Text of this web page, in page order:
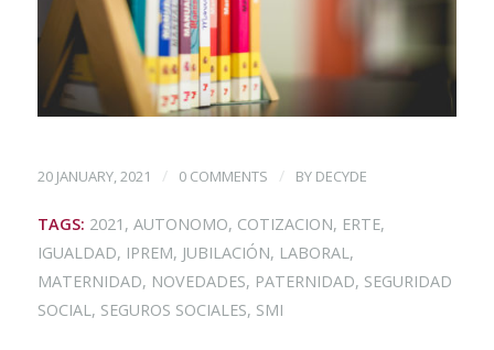
20 JANUARY, 2021 / 0 COMMENTS / BY DECYDE
TAGS: 2021 , AUTONOMO, COTIZACION, ERTE,
IGUALDAD, IPREM, JUBILACIÓN, LABORAL,
MATERNIDAD, NOVEDADES, PATERNIDAD, SEGURIDAD
SOCIAL, SEGUROS SOCIALES, SMI